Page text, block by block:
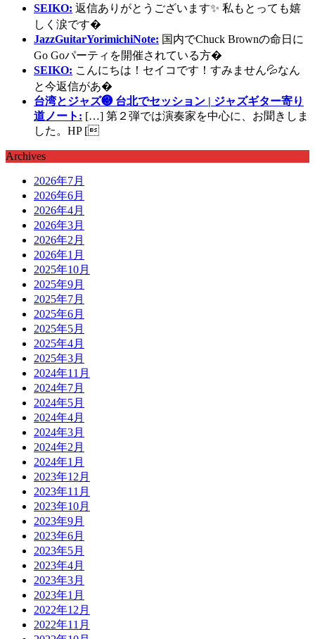
SEIKO: 返信ありがとうございます✨ 私もとっても嬉
しく涙です�
JazzGuitarYorimichiNote: 国内でChuck Brownの命日に
Go Goパーティを開催されている方�
SEIKO: こんにちは！セイコです！すみません💦なん
と今返信があ�
台湾とジャズ❸ 台北でセッション | ジャズギター寄り
道ノート: […] 第２弾では演奏家を中心に、お聞きしま
した。HP [
Archives
2026年7月
2026年6月
2026年4月
2026年3月
2026年2月
2026年1月
2025年10月
2025年9月
2025年7月
2025年6月
2025年5月
2025年4月
2025年3月
2024年11月
2024年7月
2024年5月
2024年4月
2024年3月
2024年2月
2024年1月
2023年12月
2023年11月
2023年10月
2023年9月
2023年6月
2023年5月
2023年4月
2023年3月
2023年1月
2022年12月
2022年11月